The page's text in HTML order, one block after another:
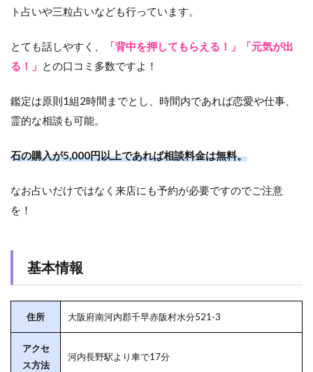
ト占いや三粒占いなども行っています。
とても話しやすく、
「背中を押してもらえる！」「元気が出
る！」 との口コミ多数ですよ！
鑑定は原則1組2時間までとし、時間内であれば恋愛や仕事、
霊的な相談も可能。
石の購入が5,000円以上であれば相談料金は無料。
なお占いだけではなく来店にも予約が必要ですのでご注意
を！
基本情報
住所 大阪府南河内郡千早赤阪村水分521-3
アクセ
ス方法
河内長野駅より車で17分